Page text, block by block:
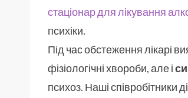
стаціонар для лікування
психіки.
Під час обстеження лікарі
фізіологічні хвороби, але і
психоз. Наші співробітники